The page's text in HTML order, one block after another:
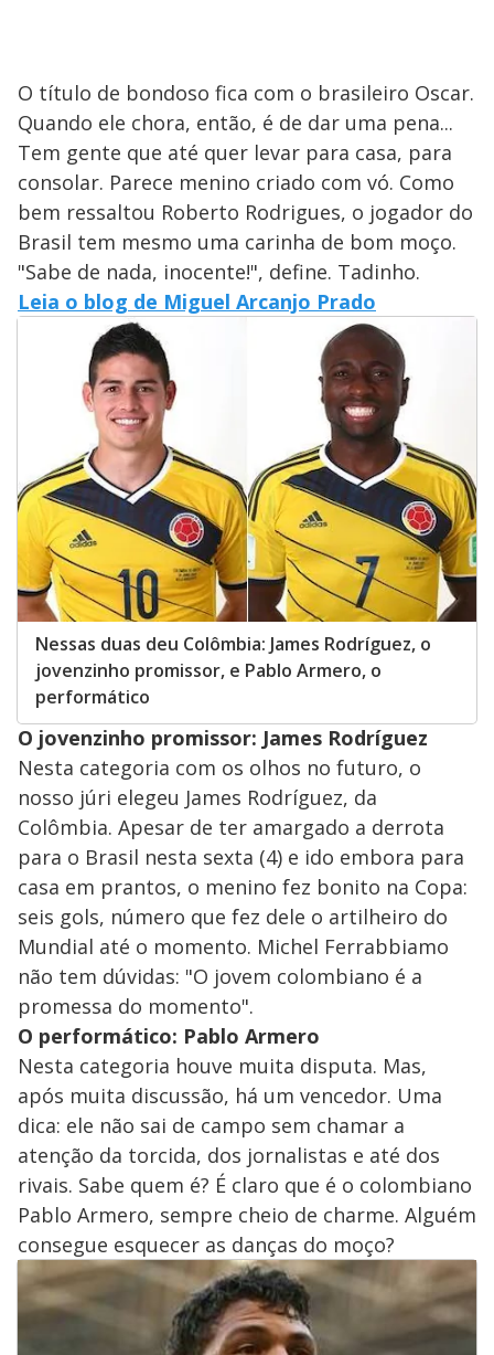
O título de bondoso fica com o brasileiro Oscar.
Quando ele chora, então, é de dar uma pena...
Tem gente que até quer levar para casa, para
consolar. Parece menino criado com vó. Como
bem ressaltou Roberto Rodrigues, o jogador do
Brasil tem mesmo uma carinha de bom moço.
"Sabe de nada, inocente!", define. Tadinho.
Leia o blog de Miguel Arcanjo Prado
Nessas duas deu Colômbia: James Rodríguez, o
jovenzinho promissor, e Pablo Armero, o
performático
O jovenzinho promissor: James Rodríguez
Nesta categoria com os olhos no futuro, o
nosso júri elegeu James Rodríguez, da
Colômbia. Apesar de ter amargado a derrota
para o Brasil nesta sexta (4) e ido embora para
casa em prantos, o menino fez bonito na Copa:
seis gols, número que fez dele o artilheiro do
Mundial até o momento. Michel Ferrabbiamo
não tem dúvidas: "O jovem colombiano é a
promessa do momento".
O performático: Pablo Armero
Nesta categoria houve muita disputa. Mas,
após muita discussão, há um vencedor. Uma
dica: ele não sai de campo sem chamar a
atenção da torcida, dos jornalistas e até dos
rivais. Sabe quem é? É claro que é o colombiano
Pablo Armero, sempre cheio de charme. Alguém
consegue esquecer as danças do moço?